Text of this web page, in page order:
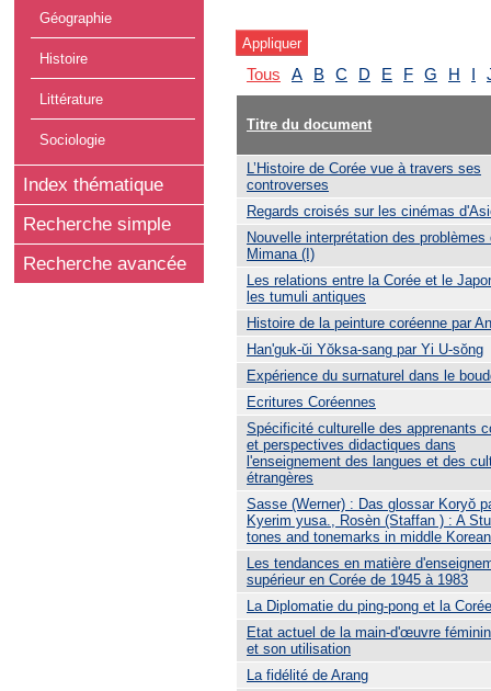
Géographie
Histoire
Littérature
Sociologie
Index thématique
Recherche simple
Recherche avancée
Tous A B C D E F G H I
Titre du document
L’Histoire de Corée vue à travers ses
controverses
Regards croisés sur les cinémas
Nouvelle interprétation des problèmes
Mimana (I)
Les relations entre la Corée et le
les tumuli antiques
Histoire de la peinture coréenne par
Han'guk-ŭi Yŏksa-sang par Yi U-sŏng
Expérience du surnaturel dans le
Ecritures Coréennes
Spécificité culturelle des apprenants
et perspectives didactiques dans
l'enseignement des langues et des
étrangères
Sasse (Werner) : Das glossar Koryŏ
Kyerim yusa., Rosèn (Staffan ) : A
tones and tonemarks in middle Korean
Les tendances en matière
supérieur en Corée de 1945 à 1983
La Diplomatie du ping-pong et la Corée
Etat actuel de la main-d'œuvre
et son utilisation
La fidélité de Arang